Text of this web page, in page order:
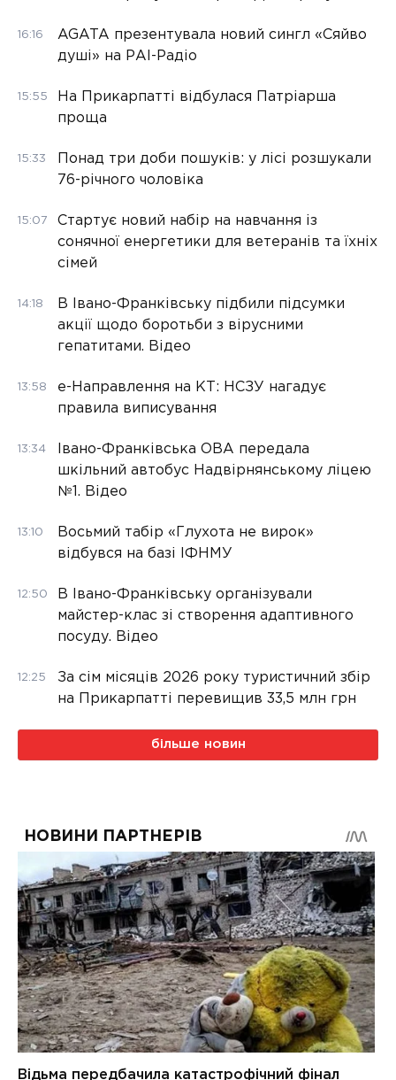
16:16
AGATA презентувала новий сингл «Сяйво
душі» на РАІ-Радіо
15:55
На Прикарпатті відбулася Патріарша
проща
15:33
Понад три доби пошуків: у лісі розшукали
76-річного чоловіка
15:07
Стартує новий набір на навчання із
сонячної енергетики для ветеранів та їхніх
сімей
14:18
В Івано-Франківську підбили підсумки
акції щодо боротьби з вірусними
гепатитами. Відео
13:58
е-Направлення на КТ: НСЗУ нагадує
правила виписування
13:34
Івано-Франківська ОВА передала
шкільний автобус Надвірнянському ліцею
№1. Відео
13:10
Восьмий табір «Глухота не вирок»
відбувся на базі ІФНМУ
12:50
В Івано-Франківську організували
майстер-клас зі створення адаптивного
посуду. Відео
12:25
За сім місяців 2026 року туристичний збір
на Прикарпатті перевищив 33,5 млн грн
більше новин